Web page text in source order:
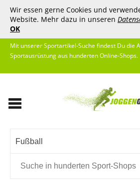
Wir essen gerne Cookies und
Website. Mehr dazu in unseren
OK
Mit unserer Sportartikel-Suche findest Du die
Sportausrüstung aus hunderten Online-Shops.
Fußball